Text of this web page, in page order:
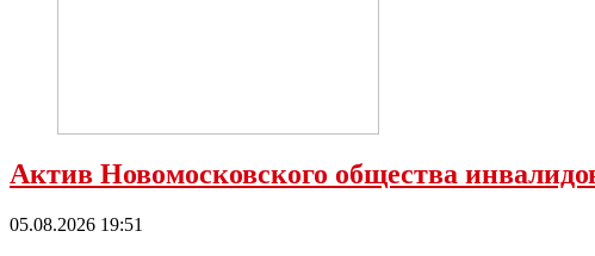
Актив Новомосковского общества
05.08.2026 19:51